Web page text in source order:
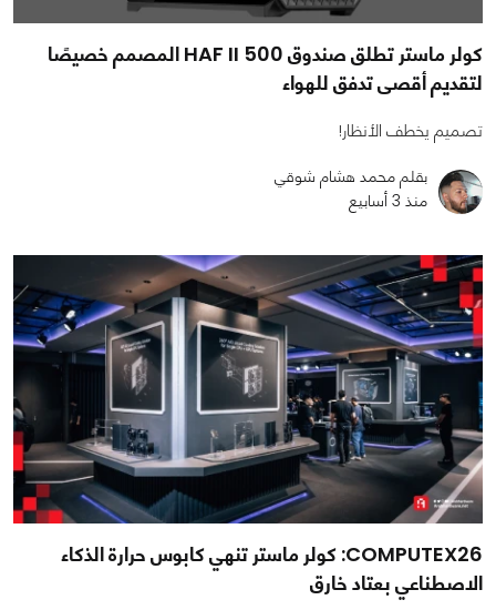
كولر ماستر تطلق صندوق HAF II 500 المصمم خصيصًا
لتقديم أقصى تدفق للهواء
تصميم يخطف الأنظار!
بقلم محمد هشام شوقي
منذ 3 أسابيع
COMPUTEX26: كولر ماستر تنهي كابوس حرارة الذكاء
الاصطناعي بعتاد خارق